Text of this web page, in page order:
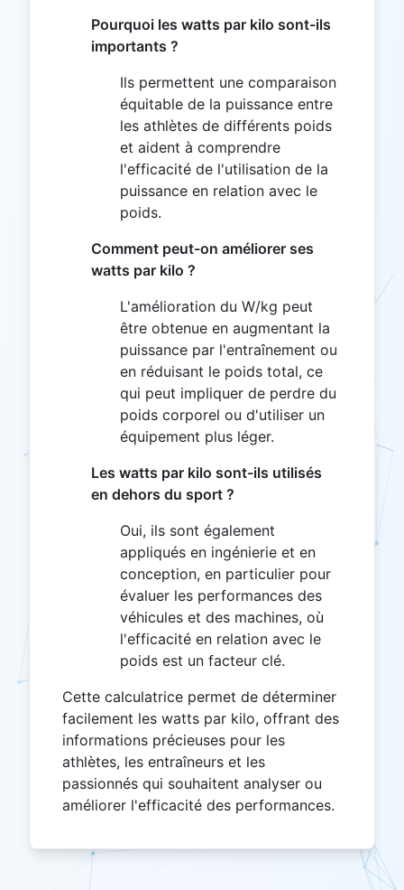
Pourquoi les watts par kilo sont-ils
importants ?
Ils permettent une comparaison
équitable de la puissance entre
les athlètes de différents poids
et aident à comprendre
l'efficacité de l'utilisation de la
puissance en relation avec le
poids.
Comment peut-on améliorer ses
watts par kilo ?
L'amélioration du W/kg peut
être obtenue en augmentant la
puissance par l'entraînement ou
en réduisant le poids total, ce
qui peut impliquer de perdre du
poids corporel ou d'utiliser un
équipement plus léger.
Les watts par kilo sont-ils utilisés
en dehors du sport ?
Oui, ils sont également
appliqués en ingénierie et en
conception, en particulier pour
évaluer les performances des
véhicules et des machines, où
l'efficacité en relation avec le
poids est un facteur clé.
Cette calculatrice permet de déterminer
facilement les watts par kilo, offrant des
informations précieuses pour les
athlètes, les entraîneurs et les
passionnés qui souhaitent analyser ou
améliorer l'efficacité des performances.